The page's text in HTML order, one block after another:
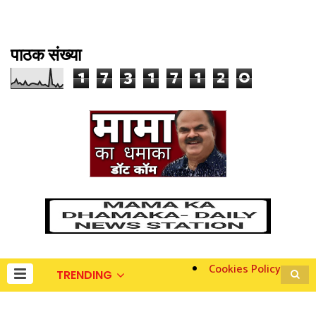
पाठक संख्या
1 7 3 1 7 1 2 0
TRENDING Cookies Policy